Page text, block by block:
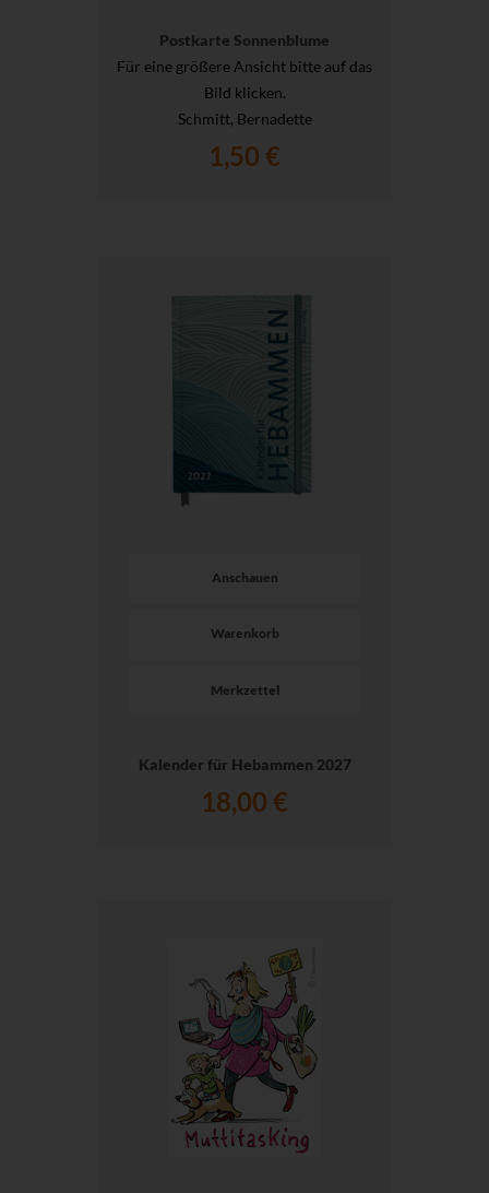
Postkarte Sonnenblume
Für eine größere Ansicht bitte auf das
Bild klicken.
Schmitt, Bernadette
1,50 €
Anschauen
Warenkorb
Merkzettel
Kalender für Hebammen 2027
18,00 €